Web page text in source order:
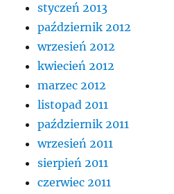
styczeń 2013
październik 2012
wrzesień 2012
kwiecień 2012
marzec 2012
listopad 2011
październik 2011
wrzesień 2011
sierpień 2011
czerwiec 2011